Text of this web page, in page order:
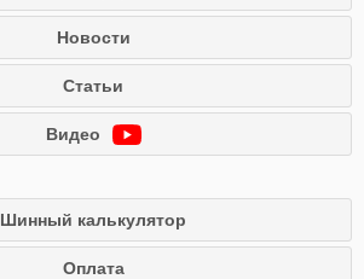
Новости
Статьи
Видео
Шинный калькулятор
Оплата